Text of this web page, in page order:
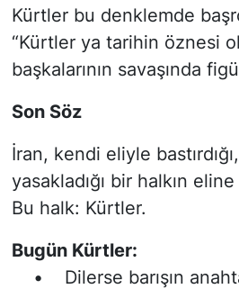
Kürtler bu denklemde
“Kürtler ya tarihin öznesi
başkalarının savaşında
Son Söz
İran, kendi eliyle
yasakladığı bir halkın eline
Bu halk: Kürtler.
Bugün Kürtler:
• Dilerse barışın